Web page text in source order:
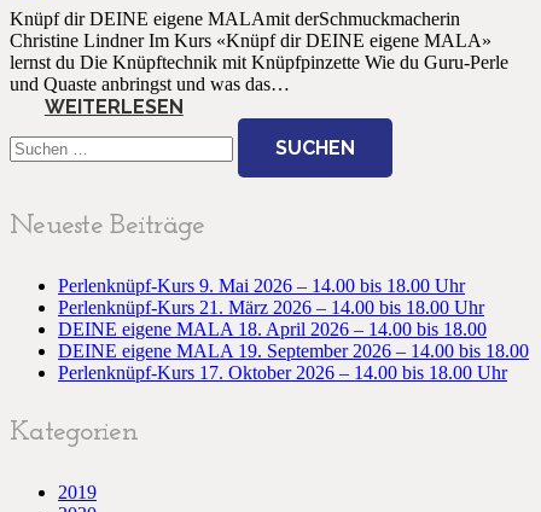
Knüpf dir DEINE eigene MALAmit derSchmuckmacherin
Christine Lindner Im Kurs «Knüpf dir DEINE eigene MALA»
lernst du Die Knüpftechnik mit Knüpfpinzette Wie du Guru-Perle
und Quaste anbringst und was das…
WEITERLESEN
nach:
Neueste Beiträge
Perlenknüpf-Kurs 9. Mai 2026 – 14.00 bis 18.00 Uhr
Perlenknüpf-Kurs 21. März 2026 – 14.00 bis 18.00 Uhr
DEINE eigene MALA 18. April 2026 – 14.00 bis 18.00
DEINE eigene MALA 19. September 2026 – 14.00 bis 18.00
Perlenknüpf-Kurs 17. Oktober 2026 – 14.00 bis 18.00 Uhr
Kategorien
2019